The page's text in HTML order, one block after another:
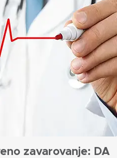
zavarovanje: DA